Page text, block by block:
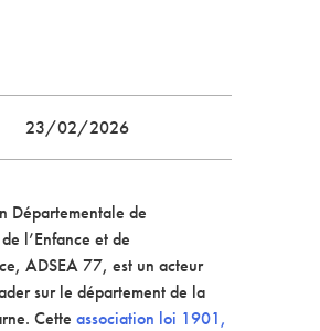
23/02/2026
Départementale de
l’Enfance et de
ADSEA 77, est un acteur
sur le département de la
Cette association loi 1901,